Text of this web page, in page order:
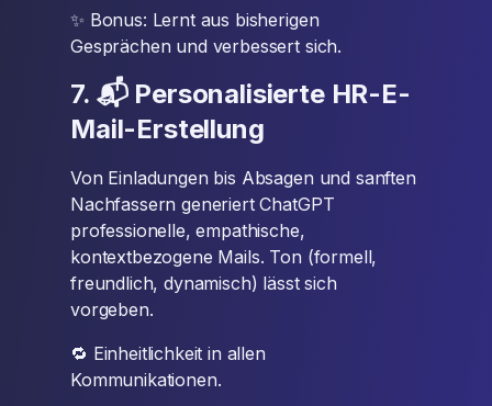
✨ Bonus: Lernt aus bisherigen
Gesprächen und verbessert sich.
7. 📬 Personalisierte HR-E-
Mail-Erstellung
Von Einladungen bis Absagen und sanften
Nachfassern generiert ChatGPT
professionelle, empathische,
kontextbezogene Mails. Ton (formell,
freundlich, dynamisch) lässt sich
vorgeben.
🔁 Einheitlichkeit in allen
Kommunikationen.